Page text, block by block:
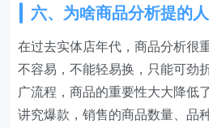
六、为啥商品分析提的
在过去实体店年代，商品分析很
不容易，不能轻易换，只能可劲
广流程，商品的重要性大大降低
讲究爆款，销售的商品数量、品